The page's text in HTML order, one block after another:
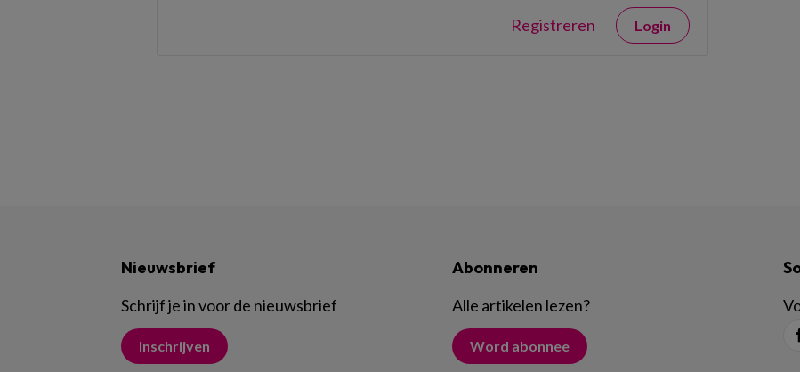
Registreren Login
Nieuwsbrief
Schrijf je in voor de nieuwsbrief
Inschrijven
Abonneren
Alle artikelen lezen?
Word abonnee